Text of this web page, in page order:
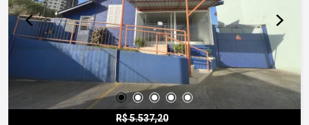
R$ 5.537,20